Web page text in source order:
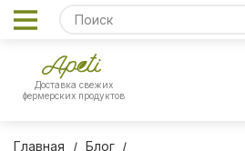
Доставка свежих
фермерских продуктов
Главная
Блог